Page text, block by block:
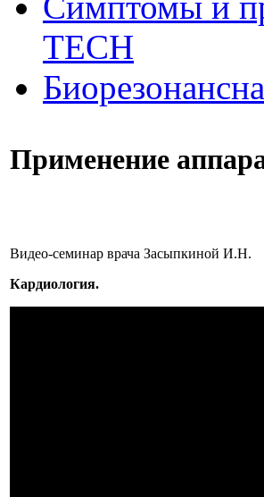
ТЕСН
Применение
Видео-семинар врача Засыпкиной И.Н.
Кардиология.